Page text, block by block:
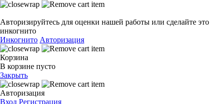
Авторизируйтесь для оценки нашей работы или сделайте это
инкогнито
Инкогнито Авторизация
Корзина
В корзине пусто
Закрыть
Авторизация
Вход Регистрация